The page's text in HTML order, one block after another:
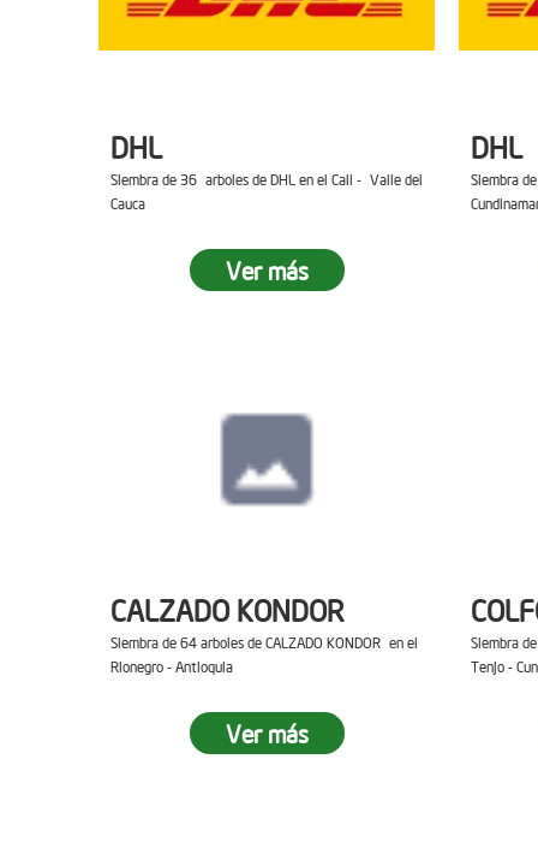
DHL
Siembra de 36 arboles de DHL en el Cali - Valle del
Cauca
Ver más
DHL
Siembra
CALZADO KONDOR
Siembra de 64 arboles de CALZADO KONDOR en el
Rionegro - Antioquia
Ver más
Siembra
Tenjo -